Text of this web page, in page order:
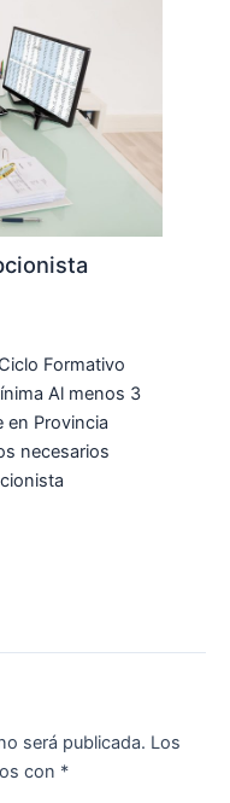
Formativo
Al menos 3
en Provincia
necesarios
será publicada. Los
con *